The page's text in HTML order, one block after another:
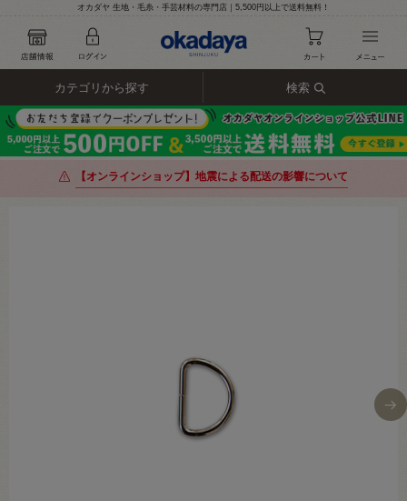
オカダヤ 生地・毛糸・手芸材料の専門店｜5,500円以上で送料無料！
カテゴリから探す 検索
【オンラインショップ】地震による配送の影響について